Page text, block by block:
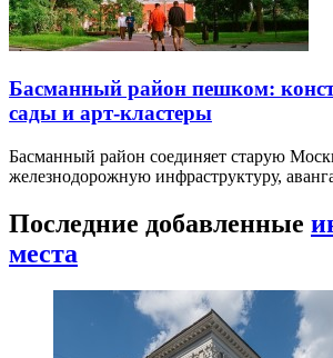
Басманный район пешком:
сады и арт-кластеры
Басманный район соединяет старую
железнодорожную инфраструктуру,
Последние добавленные
места